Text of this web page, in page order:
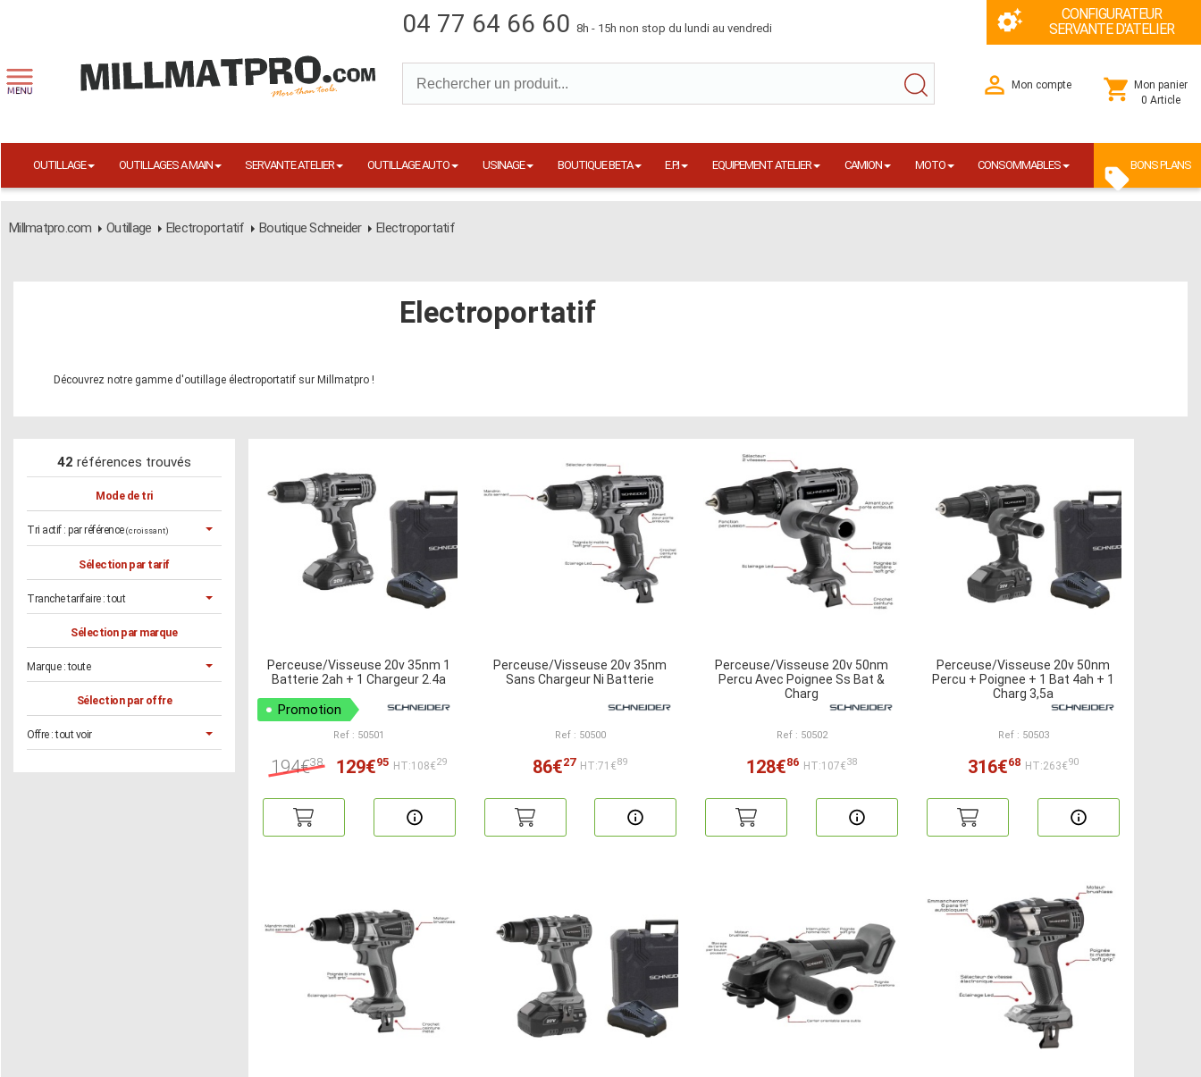
04 77 64 66 60 8h - 15h non stop du lundi au vendredi
CONFIGURATEUR
SERVANTE D'ATELIER
Mon compte
Mon panier
0 Article
OUTILLAGE OUTILLAGES A MAIN SERVANTE ATELIER OUTILLAGE AUTO USINAGE BOUTIQUE BETA E.P.I EQUIPEMENT ATELIER CAMION MOTO CONSOMMABLES BONS PLANS
Millmatpro.com Outillage Electroportatif Boutique Schneider Electroportatif
Electroportatif
Découvrez notre gamme d'outillage électroportatif sur Millmatpro !
42 références trouvés
Mode de tri
Tri actif : par référence (croissant)
Sélection par tarif
Tranche tarifaire :tout
Sélection par marque
Marque :toute
Sélection par offre
Offre :tout voir
Perceuse/Visseuse 20v 35nm 1
Batterie 2ah + 1 Chargeur 2.4a
Promotion
Ref : 50501
194€38 129€95 HT:108€29
Perceuse/Visseuse 20v 35nm
Sans Chargeur Ni Batterie
Ref : 50500
86€27 HT:71€89
Perceuse/Visseuse 20v 50nm
Percu Avec Poignee Ss Bat &
Charg
Ref : 50502
128€86 HT:107€38
Perceuse/Visseuse 20v 50nm
Percu + Poignee + 1 Bat 4ah + 1
Charg 3,5a
Ref : 50503
316€68 HT:263€90